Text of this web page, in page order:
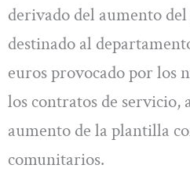
derivado del aumento
destinado al
euros provocado por los
los contratos de servicio,
aumento de la plantilla
comunitarios.